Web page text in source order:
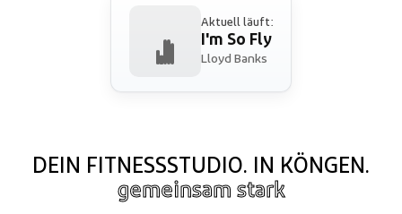
Aktuell läuft:
I'm So Fly
Lloyd Banks
DEIN FITNESSSTUDIO. IN KÖNGEN.
gemeinsam stark